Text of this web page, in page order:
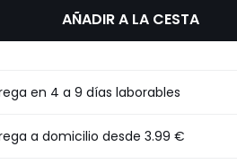
AÑADIR A LA CESTA
en 4 a 9 días laborables
a domicilio desde3.99 €